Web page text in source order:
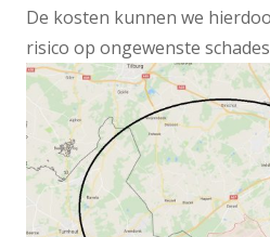
De kosten kunnen we
risico op ongewenste